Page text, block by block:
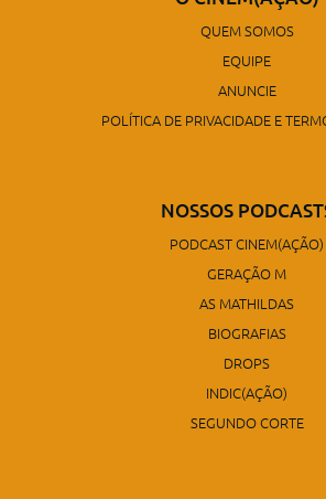
QUEM SOMOS
EQUIPE
ANUNCIE
POLÍTICA DE PRIVACIDADE E
NOSSOS
PODCAST CINEM(AÇÃO)
GERAÇÃO M
AS MATHILDAS
BIOGRAFIAS
DROPS
INDIC(AÇÃO)
SEGUNDO CORTE